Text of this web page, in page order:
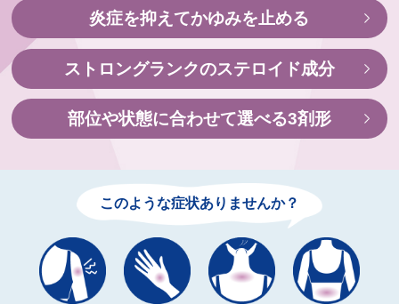
炎症を抑えてかゆみを止める
ストロングランクのステロイド成分
部位や状態に合わせて選べる3剤形
このような症状ありませんか？